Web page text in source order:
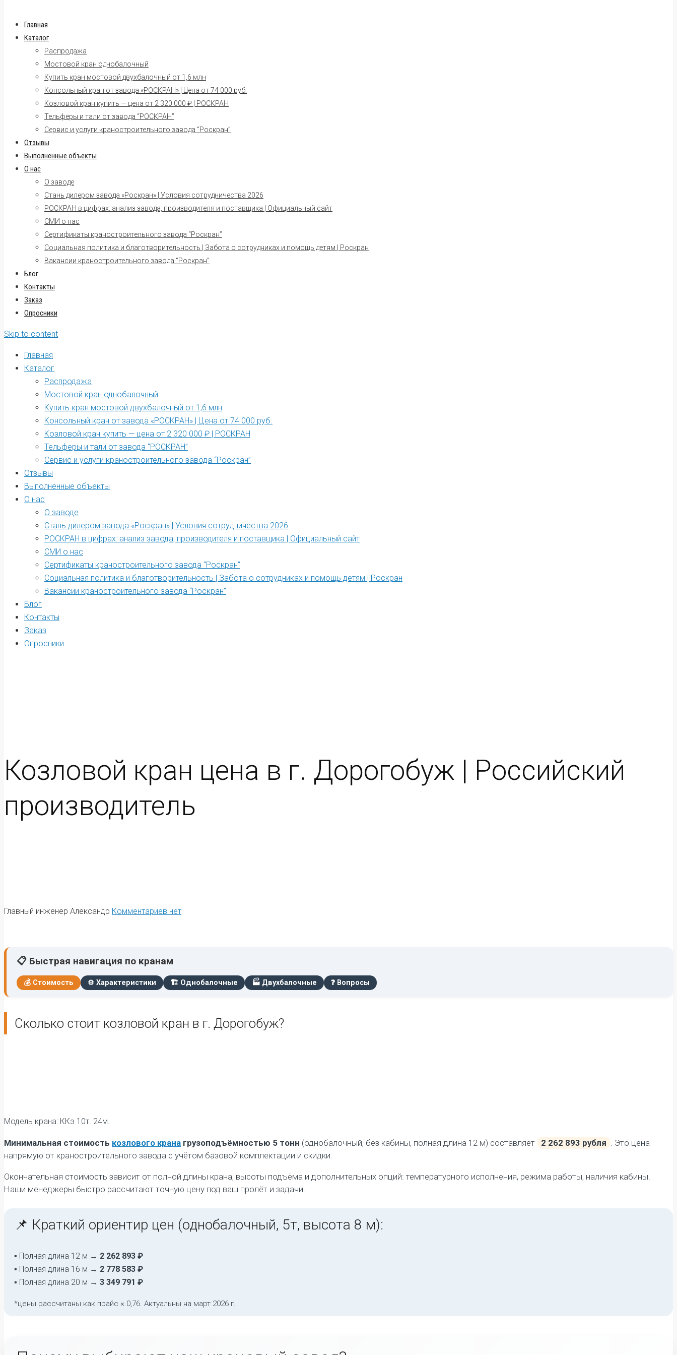
Главная
Каталог
Распродажа
Мостовой кран однобалочный
Купить кран мостовой двухбалочный от 1,6 млн
Консольный кран от завода «РОСКРАН» | Цена от 74 000 руб.
Козловой кран купить — цена от 2 320 000 ₽ | РОСКРАН
Тельферы и тали от завода “РОСКРАН”
Сервис и услуги краностроительного завода “Роскран”
Отзывы
Выполненные объекты
О нас
О заводе
Стань дилером завода «Роскран» | Условия сотрудничества 2026
РОСКРАН в цифрах: анализ завода, производителя и поставщика | Официальный сайт
СМИ о нас
Сертификаты краностроительного завода “Роскран”
Социальная политика и благотворительность | Забота о сотрудниках и помощь детям | Роскран
Вакансии краностроительного завода “Роскран”
Блог
Контакты
Заказ
Опросники
Skip to content
Главная
Каталог
Распродажа
Мостовой кран однобалочный
Купить кран мостовой двухбалочный от 1,6 млн
Консольный кран от завода «РОСКРАН» | Цена от 74 000 руб.
Козловой кран купить — цена от 2 320 000 ₽ | РОСКРАН
Тельферы и тали от завода “РОСКРАН”
Сервис и услуги краностроительного завода “Роскран”
Отзывы
Выполненные объекты
О нас
О заводе
Стань дилером завода «Роскран» | Условия сотрудничества 2026
РОСКРАН в цифрах: анализ завода, производителя и поставщика | Официальный сайт
СМИ о нас
Сертификаты краностроительного завода “Роскран”
Социальная политика и благотворительность | Забота о сотрудниках и помощь детям | Роскран
Вакансии краностроительного завода “Роскран”
Блог
Контакты
Заказ
Опросники
Козловой кран цена в г. Дорогобуж | Российский
производитель
Главный инженер Александр Комментариев нет
📋 Быстрая навигация по кранам
💰 Стоимость ⚙️ Характеристики 🏗️ Однобалочные 🏭 Двухбалочные ❓ Вопросы
Сколько стоит козловой кран в г. Дорогобуж?
Модель крана: ККэ 10т. 24м.
Минимальная стоимость козлового крана грузоподъёмностью 5 тонн (однобалочный, без кабины, полная длина 12 м) составляет 2 262 893 рубля
. Это цена
напрямую от краностроительного завода с учётом базовой комплектации и скидки.
Окончательная стоимость зависит от полной длины крана, высоты подъёма и дополнительных опций: температурного исполнения, режима работы, наличия кабины.
Наши менеджеры быстро рассчитают точную цену под ваш пролёт и задачи.
📌 Краткий ориентир цен (однобалочный, 5т, высота 8 м):
▪ Полная длина 12 м → 2 262 893 ₽
▪ Полная длина 16 м → 2 778 583 ₽
▪ Полная длина 20 м → 3 349 791 ₽
*цены рассчитаны как прайс × 0,76. Актуальны на март 2026 г.